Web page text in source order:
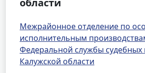
области
Межрайонное отделение по
исполнительным
Федеральной службы судебных
Калужской области